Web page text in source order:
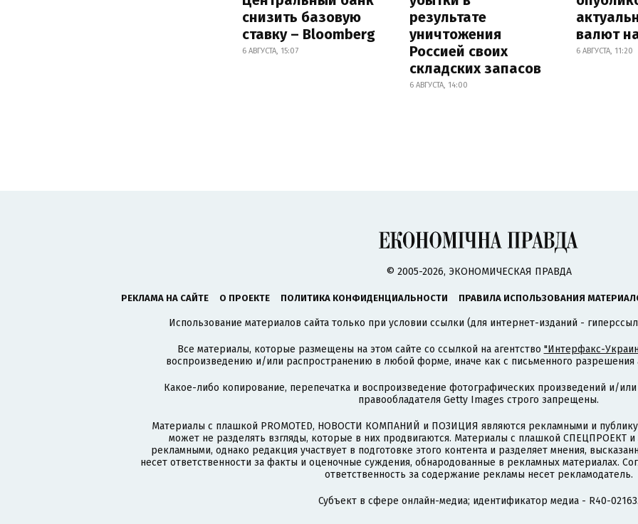
снизить базовую
ставку – Bloomberg
6 АВГУСТА, 15:07
результате
уничтожения
Россией своих
складских запасов
6 АВГУСТА, 14:00
валют
6 АВГУСТА, 11:20
© 2005-2026, ЭКОНОМИЧЕСКАЯ ПРАВДА
РЕКЛАМА НА САЙТЕ О ПРОЕКТЕ ПОЛИТИКА КОНФИДЕНЦИАЛЬНОСТИ ПРАВИЛА ИСПОЛЬЗОВАНИЯ
Использование материалов сайта только при условии ссылки (для интернет-изданий -
Все материалы, которые размещены на этом сайте со ссылкой на агентство "Интерфакс-
воспроизведению и/или распространению в любой форме, иначе как с письменного разрешения
Какое-либо копирование, перепечатка и воспроизведение фотографических произведений и/
правообладателя Getty Images строго запрещены.
Материалы с плашкой PROMOTED, НОВОСТИ КОМПАНИЙ и ПОЗИЦИЯ являются рекламными и
может не разделять взгляды, которые в них продвигаются. Материалы с плашкой СПЕЦПРОЕКТ
рекламными, однако редакция участвует в подготовке этого контента и разделяет мнения,
несет ответственности за факты и оценочные суждения, обнародованные в рекламных материалах.
ответственность за содержание рекламы несет рекламодатель.
Субъект в сфере онлайн-медиа; идентификатор медиа - R40-02163.